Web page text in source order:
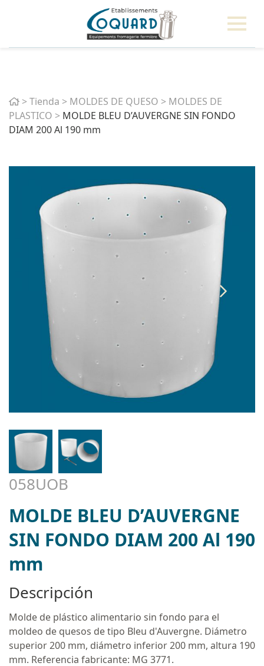
Home
>Tienda > MOLDES DE QUESO > MOLDES DE
PLASTICO > MOLDE BLEU D’AUVERGNE SIN FONDO
DIAM 200 Al 190 mm
058UOB
MOLDE BLEU D’AUVERGNE
SIN FONDO DIAM 200 Al 190
mm
Descripción
Molde de plástico alimentario sin fondo para el
moldeo de quesos de tipo Bleu d'Auvergne. Diámetro
superior 200 mm, diámetro inferior 200 mm, altura 190
mm. Referencia fabricante: MG 3771.